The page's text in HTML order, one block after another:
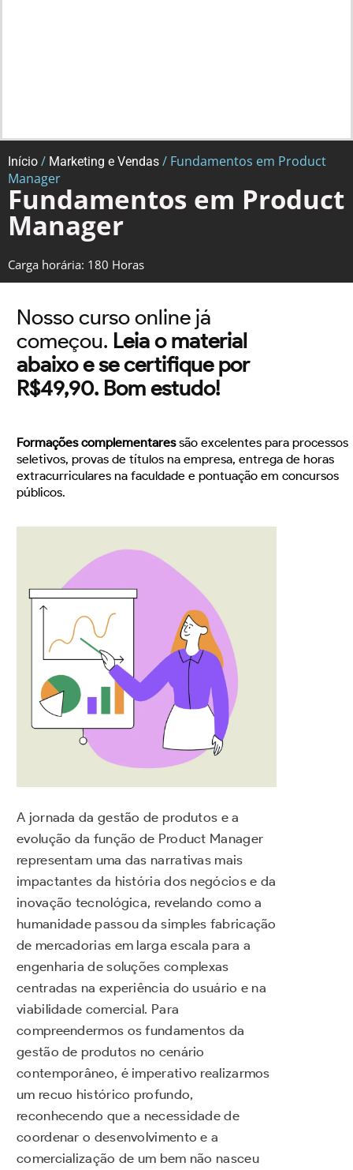
Início / Marketing e Vendas / Fundamentos em Product
Manager
Fundamentos em Product
Manager
Carga horária: 180 Horas
Nosso curso online já
começou. Leia o material
abaixo e se certifique por
R$49,90. Bom estudo!
Formações complementaressão excelentes para processos
seletivos, provas de títulos na empresa, entrega de horas
extracurriculares na faculdade e pontuação em concursos
públicos.
A jornada da gestão de produtos e a
evolução da função de Product Manager
representam uma das narrativas mais
impactantes da história dos negócios e da
inovação tecnológica, revelando como a
humanidade passou da simples fabricação
de mercadorias em larga escala para a
engenharia de soluções complexas
centradas na experiência do usuário e na
viabilidade comercial. Para
compreendermos os fundamentos da
gestão de produtos no cenário
contemporâneo, é imperativo realizarmos
um recuo histórico profundo,
reconhecendo que a necessidade de
coordenar o desenvolvimento e a
comercialização de um bem não nasceu